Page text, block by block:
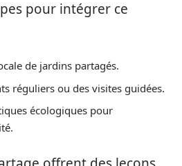
pour intégrer ce
de jardins partagés.
réguliers ou des visites guidées.
écologiques pour